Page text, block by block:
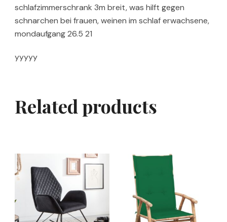
schlafzimmerschrank 3m breit, was hilft gegen
schnarchen bei frauen, weinen im schlaf erwachsene,
mondaufgang 26.5 21
yyyyy
Related products